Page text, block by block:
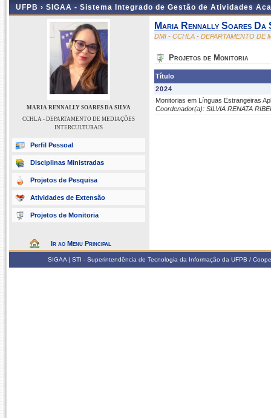
UFPB › SIGAA - Sistema Integrado de Gestão de Atividades
MARIA RENNALLY SOARES DA SILVA
CCHLA - DEPARTAMENTO DE MEDIAÇÕES
INTERCULTURAIS
Perfil Pessoal
Disciplinas Ministradas
Projetos de Pesquisa
Atividades de Extensão
Projetos de Monitoria
Ir ao Menu Principal
Maria Rennally Soares Da
DMI - CCHLA - DEPARTAMENTO DE
Projetos de Monitoria
Título
2024
Monitorias em Línguas Estrangeiras
Coordenador(a): SILVIA RENATA
SIGAA | STI - Superintendência de Tecnologia da Informação da UFPB /